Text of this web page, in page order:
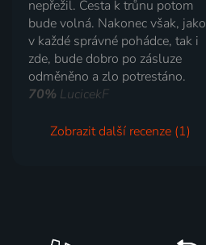
nepřežil. Cesta k trůnu potom
bude volná. Nakonec však, jako
v každé správné pohádce, tak i
zde, bude dobro po zásluze
odměněno a zlo potrestáno.
70% LucicekF
Zobrazit další recenze (1)